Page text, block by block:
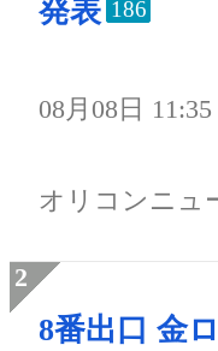
発表 186
08月08日 11:35
オリコンニュ
8番出口 金